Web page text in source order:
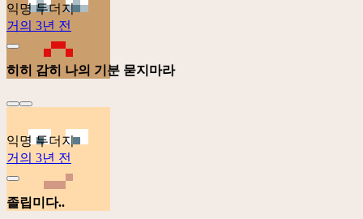
익명 두더지
거의 3년 전
히히 감히 나의 기분 묻지마라
익명 두더지
거의 3년 전
졸립미다..